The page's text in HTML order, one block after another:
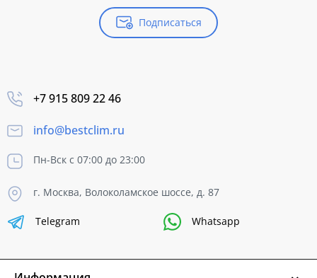
Подписаться
+7 915 809 22 46
info@bestclim.ru
Пн-Вск с 07:00 до 23:00
г. Москва, Волоколамское шоссе, д. 87
Telegram Whatsapp